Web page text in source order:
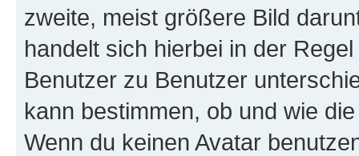
zweite, meist größere Bild
handelt sich hierbei in der
Benutzer zu Benutzer
kann bestimmen, ob und wie
Wenn du keinen Avatar